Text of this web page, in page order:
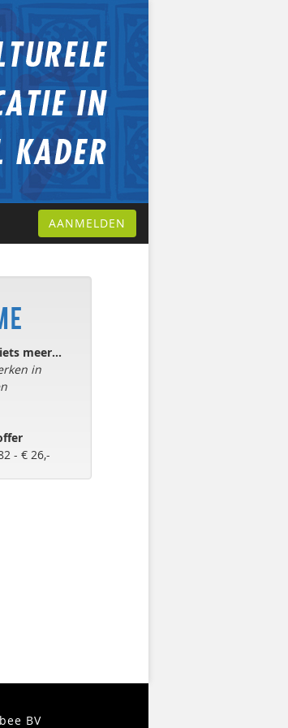
AANMELDEN
meer...
in
- € 26,-
BV